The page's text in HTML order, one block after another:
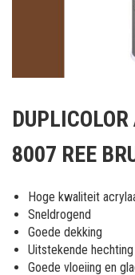
het
van
afbeeldingen-
gallerij
8007 REE
Hoge kwaliteit
Sneldrogend
Goede dekking
Uitstekende hechting
Goede vloeiing en